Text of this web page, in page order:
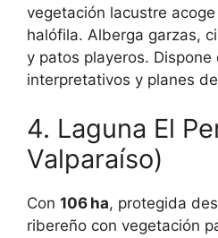
vegetación lacustre
halófila. Alberga garzas,
y patos playeros. Dispone
interpretativos y planes
4. Laguna El
Valparaíso)
Con 106 ha, protegida
ribereño con vegetación